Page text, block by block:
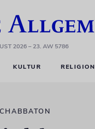
2026– 23. AW 5786
KULTUR RELIGION